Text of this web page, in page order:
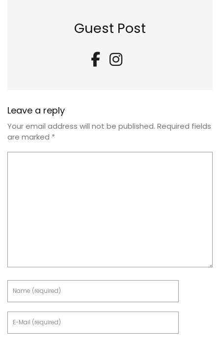
Guest Post
Leave a reply
Your email address will not be published. Required fields
are marked *